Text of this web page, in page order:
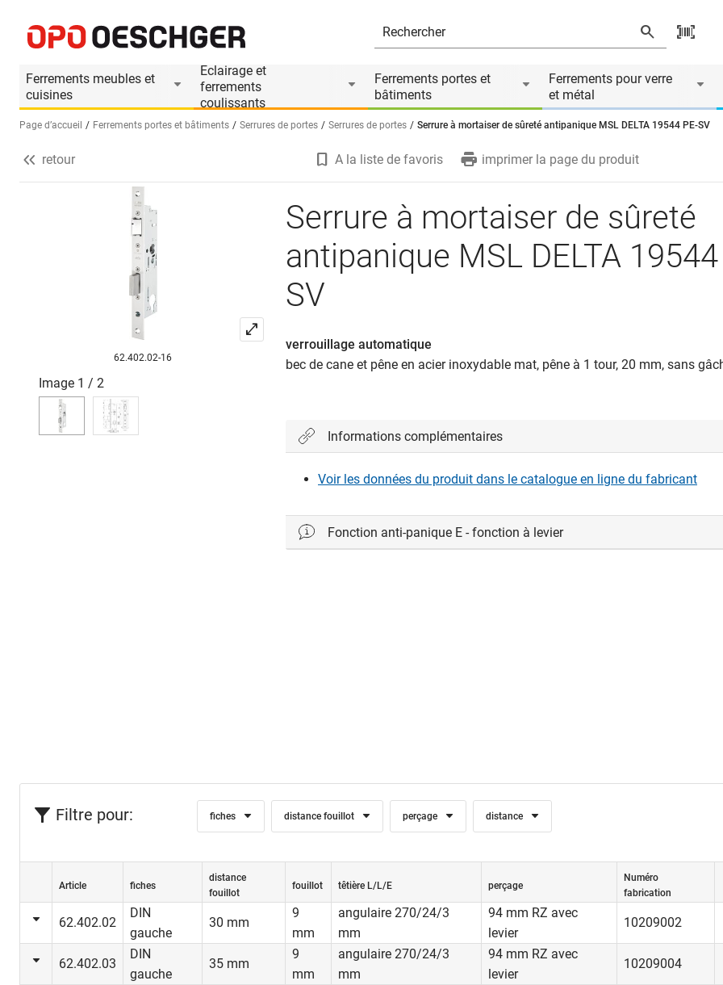
Ferrements meubles et
cuisines
Eclairage et
ferrements
coulissants
Ferrements portes et
bâtiments
Ferrements pour verre
et métal
Sélectionnez une langue (FR)
Page d’accueil Ferrements portes et bâtiments Serrures de portes Serrures de portes Serrure à mortaiser de sûreté antipanique MSL DELTA 19544 PE-SV
Informations produit
Accessoires appropriés Le produit est accessoire de
retour A la liste de favoris imprimer la page du produit
62.402.02-16
Image 1 / 2
Serrure à mortaiser de sûreté
antipanique MSL DELTA 19544
SV
verrouillage automatique
bec de cane et pêne en acier inoxydable mat, pêne à 1 tour, 20 mm, sans
Informations complémentaires
Voir les données du produit dans le catalogue en ligne du fabricant
Fonction anti-panique E - fonction à levier
Cette fonction anti-panique souvent utilisée est indiquée pour des portes
toujours fermées de l’extérieur. Une ouverture depuis l’extérieur n’est
la fonction à levier et une clé autorisée. En état verrouillé ou fermé, une
tout moment possible depuis l’intérieur avec la fonction anti-panique.
Possibilités d’utilisation:
Filtre pour: fiches distance fouillot perçage distance
Article fiches
distance
fouillot
fouillot têtière L/L/E perçage
Numéro
fabrication
62.402.02
DIN
gauche
30 mm
9
mm
angulaire 270/24/3
mm
94 mm RZ avec
levier
10209002
62.402.03
DIN
gauche
35 mm
9
mm
angulaire 270/24/3
mm
94 mm RZ avec
levier
10209004